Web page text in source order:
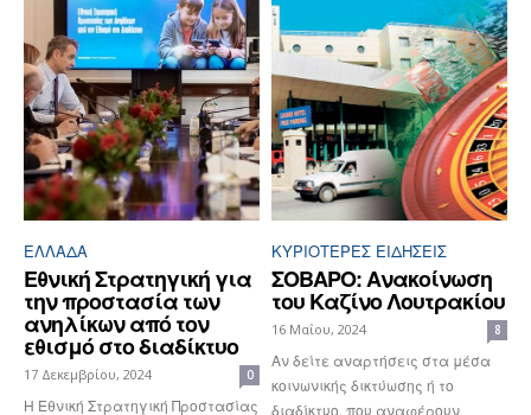
ΕΛΛΆΔΑ
Εθνική Στρατηγική για
την προστασία των
ανηλίκων από τον
εθισμό στο διαδίκτυο
17 Δεκεμβρίου, 2024 0
Η Εθνική Στρατηγική Προστασίας
ΚΥΡΙΌΤΕΡΕΣ ΕΙΔΉΣΕΙΣ
ΣΟΒΑΡΟ: Ανακοίνωση
του Καζίνο Λουτρακίου
16 Μαΐου, 2024 8
Αν δείτε αναρτήσεις στα μέσα
κοινωνικής δικτύωσης ή το
διαδίκτυο, που αναφέρουν